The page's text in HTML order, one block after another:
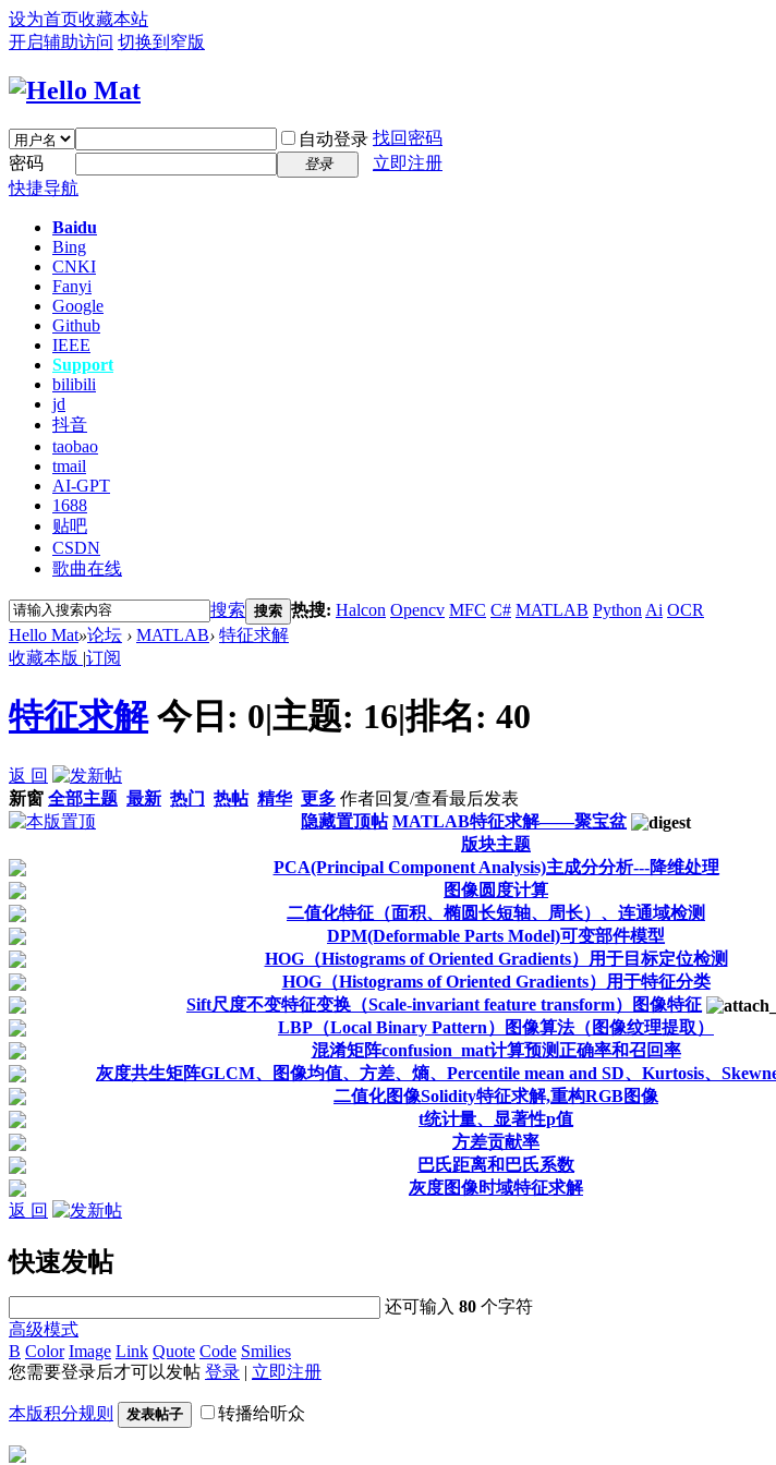
设为首页收藏本站
开启辅助访问 切换到窄版
自动登录 找回密码
密码
登录
立即注册
快捷导航
Baidu
Bing
CNKI
Fanyi
Google
Github
IEEE
Support
bilibili
jd
抖音
taobao
tmail
AI-GPT
1688
贴吧
CSDN
歌曲在线
搜索 搜索 热搜: Halcon Opencv MFC C# MATLAB Python Ai OCR
Hello Mat»论坛 › MATLAB› 特征求解
收藏本版 |订阅
特征求解 今日: 0|主题: 16|排名: 40
返 回
新窗 全部主题 最新 热门 热帖 精华 更多 作者回复/查看最后发表
隐藏置顶帖 MATLAB特征求解——聚宝盆
版块主题
PCA(Principal Component Analysis)主成分分析---降维处理
图像圆度计算
二值化特征（面积、椭圆长短轴、周长）、连通域检测
DPM(Deformable Parts Model)可变部件模型
HOG（Histograms of Oriented Gradients）用于目标定位检测
HOG（Histograms of Oriented Gradients）用于特征分类
Sift尺度不变特征变换（Scale-invariant feature transform）图像特征
LBP（Local Binary Pattern）图像算法（图像纹理提取）
混淆矩阵confusion_mat计算预测正确率和召回率
灰度共生矩阵GLCM、图像均值、方差、熵、Percentile mean and SD、Kurtosis、
二值化图像Solidity特征求解,重构RGB图像
t统计量、显著性p值
方差贡献率
巴氏距离和巴氏系数
灰度图像时域特征求解
返 回
快速发帖
还可输入80 个字符
高级模式
B Color Image Link Quote Code Smilies
您需要登录后才可以发帖 登录 | 立即注册
本版积分规则 发表帖子 转播给听众